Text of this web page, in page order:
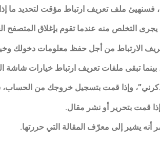
ملف تعريف ارتباط مؤقت لتحديد ما
التخلص منه عندما تقوم بإغلاق المتصفح
الارتباط من أجل حفظ معلومات دخولك
بينما تبقى ملفات تعريف ارتباط خيارات
وإذا قمت بتسجيل خروجك من
قمت بتحرير أو نشر مقال.
يشير إلى معرّف المقالة التي حررتها.